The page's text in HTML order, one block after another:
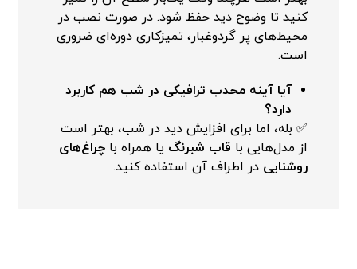
کنید تا وضوح دید حفظ شود. در صورت نصب در
محیط‌های پر گردوغبار، تمیزکاری دوره‌ای ضروری
است.
آیا آینه محدب ترافیکی در شب هم کاربرد
دارد؟
✅ بله، اما برای افزایش دید در شب، بهتر است
از مدل‌هایی با قاب شبرنگ یا همراه باچراغ‌های
روشنایی در اطراف آن استفاده کنید.